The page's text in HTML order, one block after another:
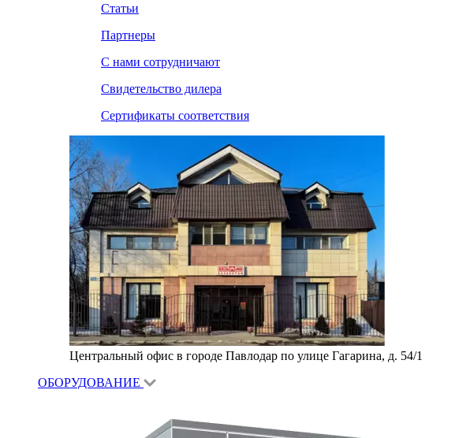
Статьи
Партнеры
С нами сотрудничают
Свидетельство дилера
Сертификаты соответствия
Центральный офис в городе Павлодар по улице Гагарина, д. 54/1
ОБОРУДОВАНИЕ